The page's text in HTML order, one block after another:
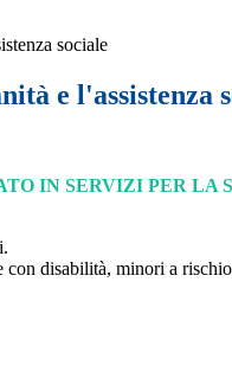
sociale
e l'assistenza
IN SERVIZI PER LA
disabilità, minori a